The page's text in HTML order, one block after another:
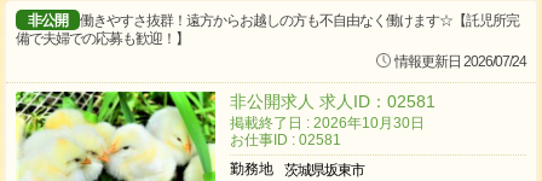
非公開
働きやすさ抜群！遠方からお越しの方も不自由なく働けます☆【託児所完
備で夫婦での応募も歓迎！】
情報更新日 2026/07/24
非公開求人 求人ID：02581
掲載終了日 : 2026年10月30日
お仕事ID : 02581
勤務地
茨城県坂東市